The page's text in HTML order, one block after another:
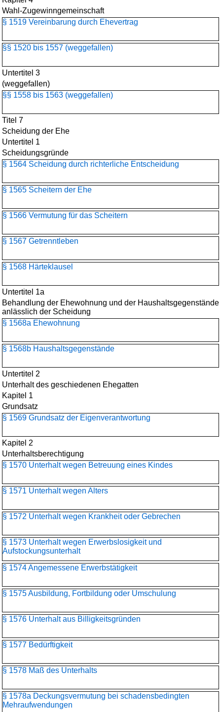
Wahl-Zugewinngemeinschaft
§ 1519 Vereinbarung durch Ehevertrag
§§ 1520 bis 1557 (weggefallen)
Untertitel 3
(weggefallen)
§§ 1558 bis 1563 (weggefallen)
Titel 7
Scheidung der Ehe
Untertitel 1
Scheidungsgründe
§ 1564 Scheidung durch richterliche Entscheidung
§ 1565 Scheitern der Ehe
§ 1566 Vermutung für das Scheitern
§ 1567 Getrenntleben
§ 1568 Härteklausel
Untertitel 1a
Behandlung der Ehewohnung und der Haushaltsgegenstände
anlässlich der Scheidung
§ 1568a Ehewohnung
§ 1568b Haushaltsgegenstände
Untertitel 2
Unterhalt des geschiedenen Ehegatten
Kapitel 1
Grundsatz
§ 1569 Grundsatz der Eigenverantwortung
Kapitel 2
Unterhaltsberechtigung
§ 1570 Unterhalt wegen Betreuung eines Kindes
§ 1571 Unterhalt wegen Alters
§ 1572 Unterhalt wegen Krankheit oder Gebrechen
§ 1573 Unterhalt wegen Erwerbslosigkeit und
Aufstockungsunterhalt
§ 1574 Angemessene Erwerbstätigkeit
§ 1575 Ausbildung, Fortbildung oder Umschulung
§ 1576 Unterhalt aus Billigkeitsgründen
§ 1577 Bedürftigkeit
§ 1578 Maß des Unterhalts
§ 1578a Deckungsvermutung bei schadensbedingten
Mehraufwendungen